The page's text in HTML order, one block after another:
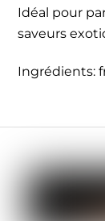
Idéal pour
saveurs
Ingrédients: